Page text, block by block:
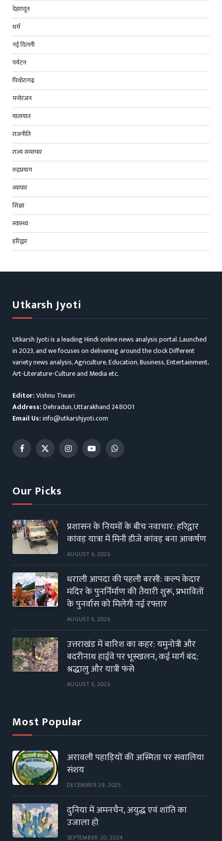
देहरादून
धर्म
नई दिल्ली
पर्यटन
पिथोरागढ़
मनोरंजन
यातायात
राजनीति
राज्य समाचार
रुद्रप्रयाग
व्यापार
शिक्षा
स्वास्थ्य
हरिद्वार
Utkarsh Jyoti
Utkarsh Jyoti is a leading Hindi online news analysis portal. Launched
in 2023, and we focuses on delivering around the clock Different
variety news analysis, Agriculture, Education, Business, Entertainment,
Art-Literature-Culture and Media etc.
Editor:Vishnu Tiwari
Address:Dehradun, Uttarakhand 248001
Email Us:info@utkarshjyoti.com
Facebook
X
InstagramYouTubeWhatsApp
Our Picks
प्रशासन के नियमों के बीच नवाचार: हरिद्वार
कांवड़ यात्रा में मिनी डीजे कांवड़ बना आकर्षण
AUGUST 6, 2026
धराली आपदा की पहली बरसी: कल्प केदार
मंदिर के पुनर्निर्माण की तैयारी शुरू, प्रभावितों
के पुनर्वास को मिलेगी नई रफ्तार
AUGUST 6, 2026
उत्तराखंड में बारिश का कहर: यमुनोत्री और
बदरीनाथ हाईवे पर भूस्खलन, कई मार्ग बंद;
श्रद्धालु और यात्री फंसे
AUGUST 6, 2026
Most Popular
अरावली पहाड़ियों की अस्मिता पर सवालिया
संशय
DECEMBER 28, 2025
दुनिया में अमनचैन, अयुद्ध एवं शांति का
उजाला हो
SEPTEMBER 20, 2024